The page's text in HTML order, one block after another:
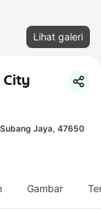
Lihat galeri
City
Jaya, 47650
Gambar